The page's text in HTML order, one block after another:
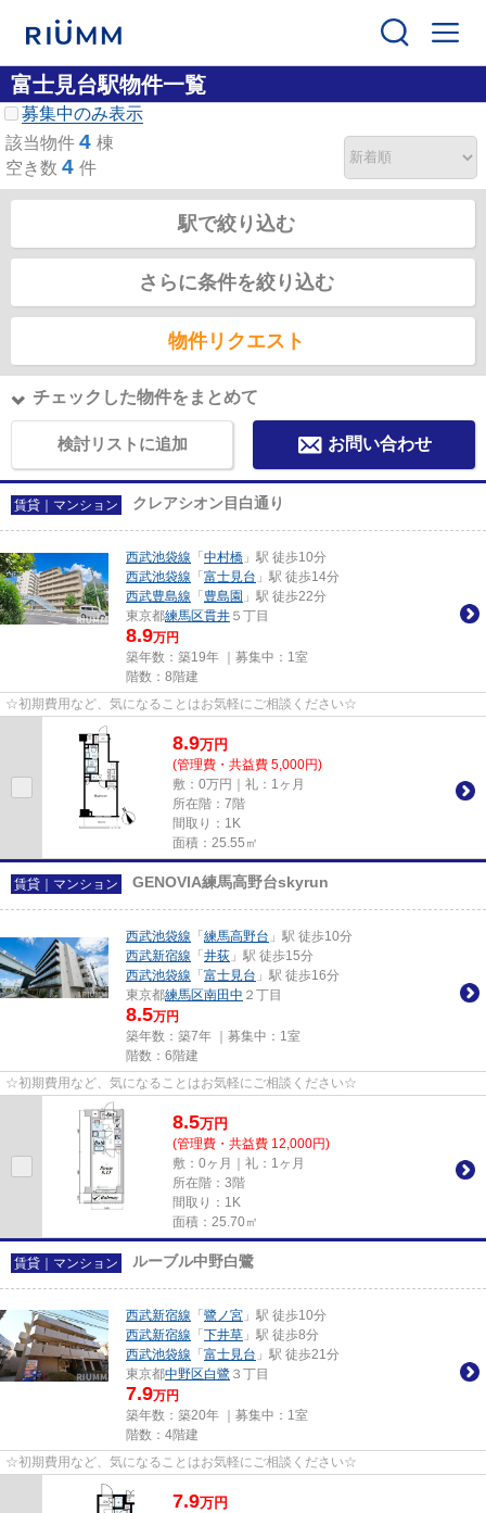
富士見台駅物件一覧
募集中のみ表示
該当物件 4 棟
空き数 4 件
駅で絞り込む
さらに条件を絞り込む
物件リクエスト
チェックした物件をまとめて
検討リストに追加 お問い合わせ
賃貸｜マンション クレアシオン目白通り
西武池袋線 「中村橋 」駅 徒歩10分
西武池袋線 「富士見台 」駅 徒歩14分
西武豊島線 「豊島園 」駅 徒歩22分
東京都練馬区貫井 ５丁目
8.9万円
築年数：築19年 ｜募集中： 1室
階数：8階建
☆初期費用など、気になることはお気軽にご相談ください☆
8.9万円
(管理費・共益費 5,000円)
敷：0万円｜礼：1ヶ月
所在階：7階
間取り：1K
面積：25.55㎡
賃貸｜マンション GENOVIA練馬高野台skyrun
西武池袋線 「練馬高野台 」駅 徒歩10分
西武新宿線 「井荻 」駅 徒歩15分
西武池袋線 「富士見台 」駅 徒歩16分
東京都練馬区南田中 ２丁目
8.5万円
築年数：築7年 ｜募集中： 1室
階数：6階建
☆初期費用など、気になることはお気軽にご相談ください☆
8.5万円
(管理費・共益費 12,000円)
敷：0ヶ月｜礼：1ヶ月
所在階：3階
間取り：1K
面積：25.70㎡
賃貸｜マンション ルーブル中野白鷺
西武新宿線 「鷺ノ宮 」駅 徒歩10分
西武新宿線 「下井草 」駅 徒歩8分
西武池袋線 「富士見台 」駅 徒歩21分
東京都中野区白鷺 ３丁目
7.9万円
築年数：築20年 ｜募集中： 1室
階数：4階建
☆初期費用など、気になることはお気軽にご相談ください☆
7.9万円